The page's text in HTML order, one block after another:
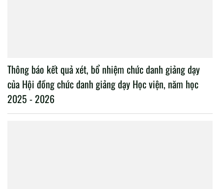
Thông báo kết quả xét, bổ nhiệm chức danh giảng dạy
của Hội đồng chức danh giảng dạy Học viện, năm học
2025 - 2026